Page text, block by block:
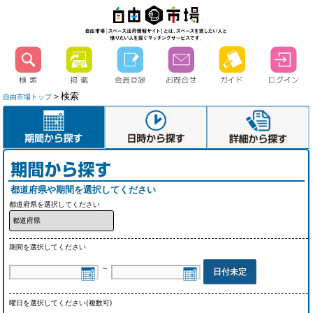
自由市場トップ＞検索
都道府県や期間を選択してください
都道府県を選択してください
期間を選択してください
～ 日付未定
曜日を選択してください(複数可)